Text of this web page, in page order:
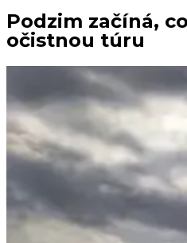
Podzim začíná,
očistnou túru